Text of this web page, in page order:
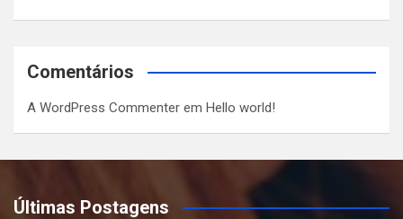
Comentários
A WordPress Commenter em Hello world!
Últimas Postagens